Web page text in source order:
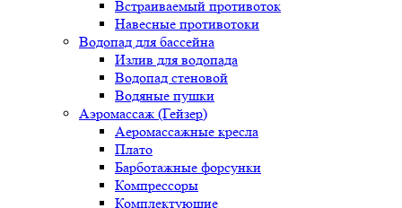
Встраиваемый противоток
Навесные противотоки
Водопад для бассейна
Излив для водопада
Водопад стеновой
Водяные пушки
Аэромассаж (Гейзер)
Аеромассажные кресла
Плато
Барботажные форсунки
Компрессоры
Комплектующие